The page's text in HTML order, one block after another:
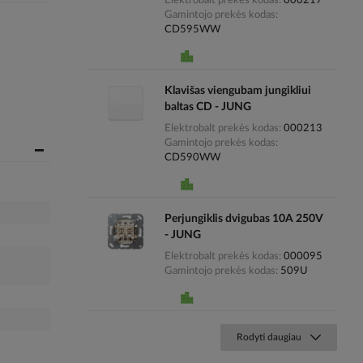
Gamintojo prekės kodas
CD595WW
Klavišas viengubam jungikliui
baltas CD - JUNG
Elektrobalt prekės kodas 000213
Gamintojo prekės kodas
CD590WW
Perjungiklis dvigubas 10A 250V
- JUNG
Elektrobalt prekės kodas 000095
Gamintojo prekės kodas
509U
Rodyti daugiau